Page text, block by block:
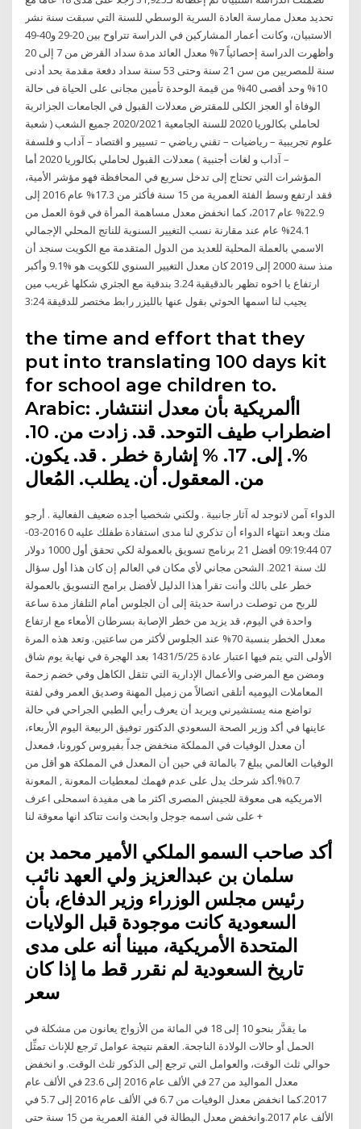
تحديد معدل ممارسة العادة السرية الوسطي للسنة التي سبقت سنة نشر
الاستبيان، وكانت أعمار المشاركين في الدراسة تتراوح بين 20-29 و40-49
وأظهرت الدراسة إحصائياً 7% معدل العائد مدة سداد القرض من 7 إلى 20
سنة للمصريين من سن 21 سنة وحتى 53 سنة سداد دفعة مقدمة بحد أدنى
10% وحد أقصى 40% من قيمة الوحدة تأمين مجانى على الحياة فى حالة
الوفاة أو العجز الكلى للمقترض معدلات القبول في الجامعات الجزائرية
لحاملي بكالوريا 2020 للسنة الجامعية 2020/2021 جميع الشعب ( شعبة
علوم تجريبية – رياضيات – تقني رياضي – تسيير و اقتصاد – آداب و فلسفة
– آداب و لغات أجنبية ) معدلات القبول لحاملي بكالوريا 2020 أما
المؤشرات التي تحتاج إلى تدخل سريع في المحافظة فهو مؤشر الأمية،
فقد ارتفع وسط الفئة العمرية من 15 سنة فأكثر من 17.3% عام 2016 إلى
22.9% عام 2017، كما انخفض معدل مساهمة المرأة في قوة العمل من
24.1% عام عند مقارنة نسب التغيير السنوية للناتج المحلي الإجمالي
الاسمي بالعملة المحلية للعديد من الدول المتقدمة مع الكويت سنجد أن
منذ سنة 2000 إلى 2019 كان معدل التغيير السنوي للكويت هو %9.1 وأكبر
ارتفاع يا اخوه تظهر بالدقيقية 3.24 بندقية مع الجثري شكلها غريب مين
يجيب لنا اسمها الحوثي بقول عنها بالليزر رابط مختصر للدقيقة 3:24
the time and effort that they
put into translating 100 days kit
for school age children to.
Arabic: األمريكية بأن معدل اننتشار.
اضطراب طيف التوحد. قد. زادت من. 10.
%. إلى. 17. % إشارة خطر . قد. يكون.
من. المعقول. أن. يطلب. المُعال
الدواء آمن لاتوجد له آثار جانبية . ولكني شخصيا أجده ضعيف الفعالية . أرجو
منك وبعد انتهاء الدواء أن تذكري لنا مدى استفادة طفلك عليه 0 2016-03-
07 09:19:44 أفضل 21 برنامج تسويق بالعمولة لكي تحقق أول 1000 دولار
لك سنة 2021. الشحن مجاني لأي مكان في العالم إن كان هذا أول سؤال
خطر على بالك وأنت تقرأ هذا الدليل لأفضل برامج التسويق بالعمولة
للربح من توصلت دراسة حديثة إلى أن الجلوس أمام التلفاز مدة ساعة
واحدة في اليوم، قد يزيد من خطر الإصابة بسرطان الأمعاء مع ارتفاع
معدل الخطر بنسبة 70% عند الجلوس لأكثر من ساعتين. وتعد هذه المرة
الأولى التي يتم فيها اعتبار عادة 25‏‏/5‏‏/1431 بعد الهجرة في نهاية يوم شاق
ومضن مع المرضى والأعمال الإدارية التي تثقل الكاهل وفي خضم زحمة
المعاملات اليوميه أتلقى اتصالاً من زميل المهنة وصديق العمر وفي لفتة
تواضع منه يستشيرني ويريد أن يعرف رأيي الطبي الجراحي في حالة
عاينها في أكد وزير الصحة السعودي الدكتور توفيق الربيعة اليوم الأربعاء،
أن معدل الوفيات في المملكة منخفض جداً بفيروس كورونا، فمعدل
الوفيات العالمي يبلغ 7 بالمائة في حين أن المعدل في المملكة هو أقل من
0.7%.أكد شرحك يدل على عدم فهمك لمعطيات المعونة , المعونة
الامريكيه هى معوقة للجيش المصرى اكثر ما هى مفيدة اسمحلى اعرف
على شى اسمه جوجل وابحث وانت تتاكد انها معوقة لنا +
أكد صاحب السمو الملكي الأمير محمد بن
سلمان بن عبدالعزيز ولي العهد نائب
رئيس مجلس الوزراء وزير الدفاع، بأن
السعودية كانت موجودة قبل الولايات
المتحدة الأمريكية، مبينا أنه على مدى
تاريخ السعودية لم نقرر قط ما إذا كان
سعر
ما يقدَّر بنحو 10 إلى 18 في المائة من الأزواج يعانون من مشكلة في
الحمل أو حالات الولادة الناجحة. العقم نتيجة عوامل تَرجع للإناث تمثِّل
حوالي ثلث الوقت، والعوامل التي ترجع إلى الذكور ثلث الوقت. و انخفض
معدل المواليد من 27 في الألف عام 2016 إلى 23.6 في الألف عام
2017.كما انخفض معدل الوفيات من 6.7 في الألف عام 2016 إلى 5.7 في
الألف عام 2017.وانخفض معدل البطالة في الفئة العمرية من 15 سنة حتى